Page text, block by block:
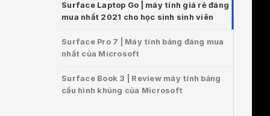
Surface Laptop Go | máy tính giá rẻ đáng
mua nhất 2021 cho học sinh sinh viên
Surface Pro 7 | Máy tính bảng đáng mua
nhất của Microsoft
Surface Book 3 | Review máy tính bảng
cấu hình khủng của Microsoft